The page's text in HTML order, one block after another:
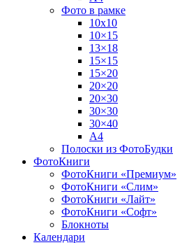
Фото в рамке
10х10
10×15
13×18
15×15
15×20
20×20
20×30
30×30
30×40
A4
Полоски из ФотоБудки
ФотоКниги
ФотоКниги «Премиум»
ФотоКниги «Слим»
ФотоКниги «Лайт»
ФотоКниги «Софт»
Блокноты
Календари